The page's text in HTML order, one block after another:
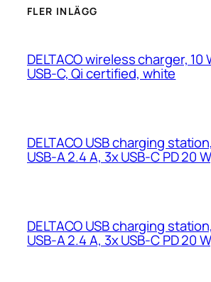
FLER INLÄGG
DELTACO wireless charger, 10
USB-C, Qi certified, white
DELTACO USB charging
USB-A 2.4 A, 3x USB-C PD 20
DELTACO USB charging
USB-A 2.4 A, 3x USB-C PD 20